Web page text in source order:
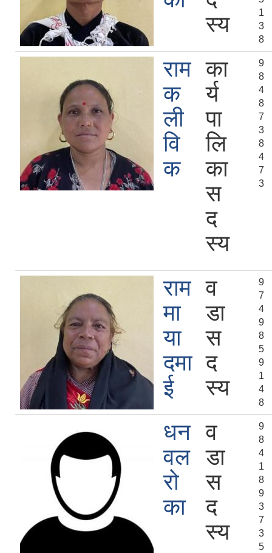
स्य
1
3
8
राम
क
ली
वि
क
का
र्य
पा
लि
का
स
द
स्य
9
8
4
8
7
3
8
4
7
3
राम
मा
या
दमा
ई
व
डा
स
द
स्य
9
7
4
9
8
5
9
1
4
8
धन
वल
रो
का
व
डा
स
द
स्य
9
8
4
1
8
9
3
7
3
5